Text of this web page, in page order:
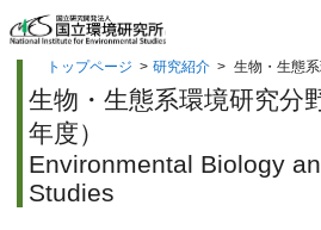
トップページ > 研究紹介 > 生物・生態
生物・生態系環境研究分
年度）
Environmental Biology
Studies